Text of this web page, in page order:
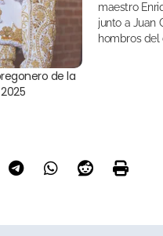
de la
maestro
junto a Juan
hombros del